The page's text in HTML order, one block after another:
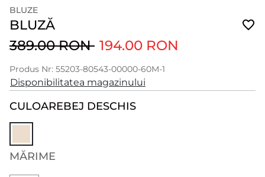
BLUZE
BLUZĂ
389.00 RON 194.00 RON
Produs Nr: 55203-80543-00000-60M-1
Disponibilitatea magazinului
CULOAREBEJ DESCHIS
MĂRIME